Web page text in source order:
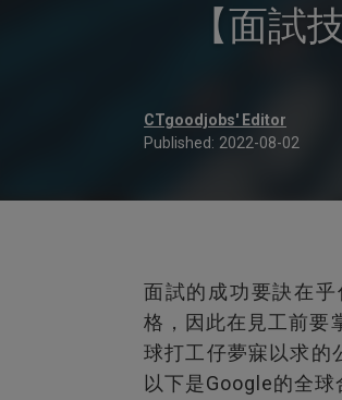
【面試
CTgoodjobs' Editor
Published: 2022-08-02
面試的成功要訣在
格，因此在見工前要
球打工仔夢寐以求的
以下是Google的全